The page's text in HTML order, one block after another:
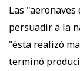
Las
persuadir a la
"ésta realizó
terminó